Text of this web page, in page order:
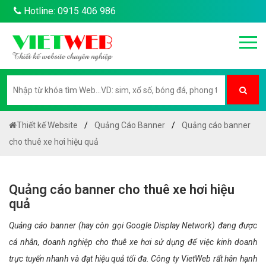
Hotline: 0915 406 986
Thiết kế Website Quảng Cáo Banner
Quảng cáo banner
cho thuê xe hơi hiệu quả
Quảng cáo banner cho thuê xe hơi hiệu
quả
Quảng cáo banner (hay còn gọi Google Display Network) đang được
cá nhân, doanh nghiệp cho thuê xe hơi sử dụng để việc kinh doanh
trực tuyến nhanh và đạt hiệu quả tối đa. Công ty VietWeb rất hân hạnh